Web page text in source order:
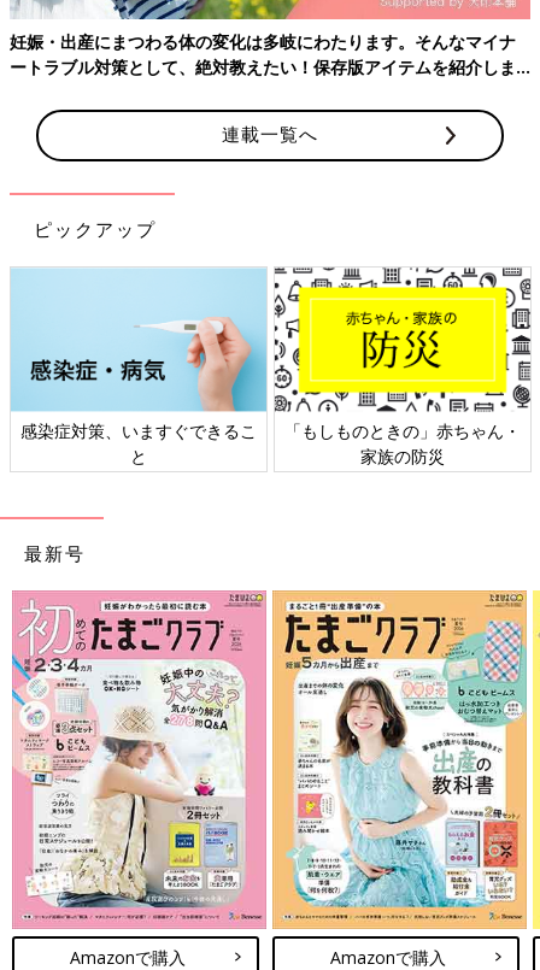
妊娠・出産にまつわる体の変化は多岐にわたります。そんなマイナ
ートラブル対策として、絶対教えたい！保存版アイテムを紹介しま
連載一覧へ
ピックアップ
感染症対策、いますぐできるこ
と
「もしものときの」赤ちゃん・
家族の防災
最新号
Amazonで購入 Amazonで購入